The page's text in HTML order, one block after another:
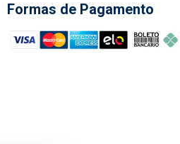
Formas de Pagamento